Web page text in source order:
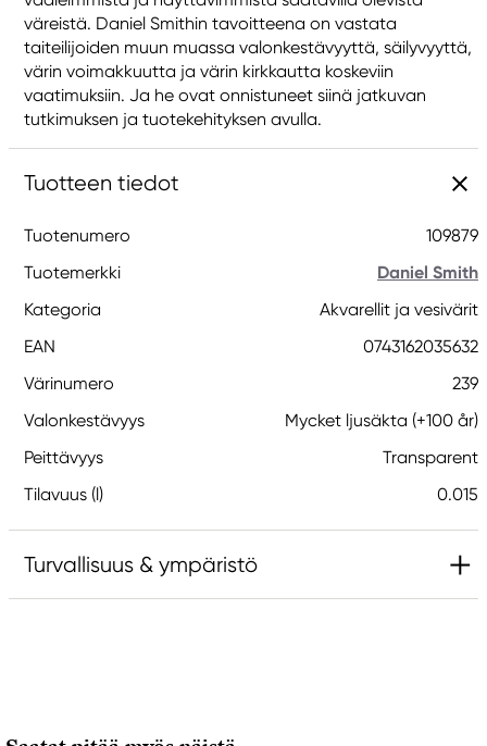
väreistä. Daniel Smithin tavoitteena on vastata
taiteilijoiden muun muassa valonkestävyyttä, säilyvyyttä,
värin voimakkuutta ja värin kirkkautta koskeviin
vaatimuksiin. Ja he ovat onnistuneet siinä jatkuvan
tutkimuksen ja tuotekehityksen avulla.
Tuotteen tiedot
Tuotenumero
109879
Tuotemerkki
Daniel Smith
Kategoria
Akvarellit ja vesivärit
EAN
0743162035632
Värinumero
239
Valonkestävyys
Mycket ljusäkta (+100 år)
Peittävyys
Transparent
Tilavuus (l)
0.015
Turvallisuus & ympäristö